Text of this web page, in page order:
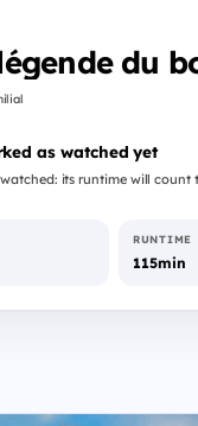
du
as watched yet
its runtime will count
RUNTIME
115min